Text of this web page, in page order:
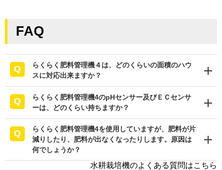
FAQ
らくらく肥料管理機４は、どのくらいの面積のハウ
スに対応出来ますか？
らくらく肥料管理機4のpHセンサー及びＥＣセンサ
ーは、どのくらい持ちますか？
らくらく肥料管理機4を使用していますが、肥料が片
減りしたり、肥料が出なくなったりします。原因は
何でしょうか？
水耕栽培機のよくある質問はこちら